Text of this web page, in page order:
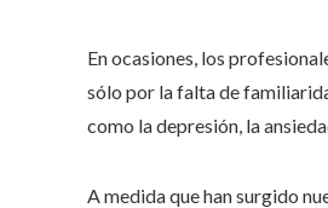
En ocasiones, los
sólo por la falta de
como la depresión, la
A medida que han surgido